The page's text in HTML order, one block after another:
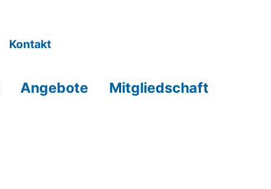
Kontakt
Angebote Mitgliedschaft